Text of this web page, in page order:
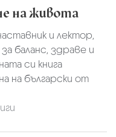
на живота
и лектор,
баланс, здраве и
си книга
на български от